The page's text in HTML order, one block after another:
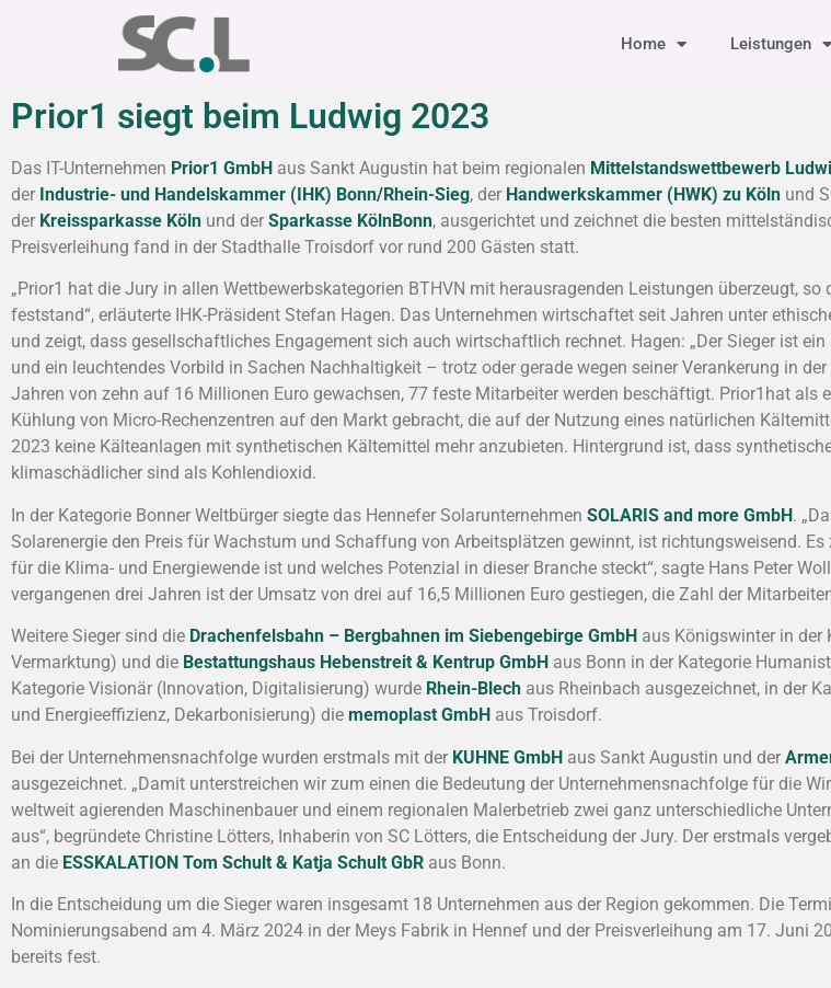
Home Leistungen
Prior1 siegt beim Ludwig 2023
Das IT-Unternehmen Prior1 GmbH aus Sankt Augustin hat beim regionalen Mittelstandswettbewerb
der Industrie- und Handelskammer (IHK) Bonn/Rhein-Sieg, der Handwerkskammer (HWK) zu Köln und
der Kreissparkasse Köln und der Sparkasse KölnBonn, ausgerichtet und zeichnet die besten
Preisverleihung fand in der Stadthalle Troisdorf vor rund 200 Gästen statt.
„Prior1 hat die Jury in allen Wettbewerbskategorien BTHVN mit herausragenden Leistungen überzeugt, so
feststand“, erläuterte IHK-Präsident Stefan Hagen. Das Unternehmen wirtschaftet seit Jahren unter
und zeigt, dass gesellschaftliches Engagement sich auch wirtschaftlich rechnet. Hagen: „Der Sieger ist
und ein leuchtendes Vorbild in Sachen Nachhaltigkeit – trotz oder gerade wegen seiner Verankerung in
Jahren von zehn auf 16 Millionen Euro gewachsen, 77 feste Mitarbeiter werden beschäftigt. Prior1hat als
Kühlung von Micro-Rechenzentren auf den Markt gebracht, die auf der Nutzung eines natürlichen
2023 keine Kälteanlagen mit synthetischen Kältemittel mehr anzubieten. Hintergrund ist, dass
klimaschädlicher sind als Kohlendioxid.
In der Kategorie Bonner Weltbürger siegte das Hennefer Solarunternehmen SOLARIS and more GmbH.
Solarenergie den Preis für Wachstum und Schaffung von Arbeitsplätzen gewinnt, ist richtungsweisend.
für die Klima- und Energiewende ist und welches Potenzial in dieser Branche steckt“, sagte Hans Peter
vergangenen drei Jahren ist der Umsatz von drei auf 16,5 Millionen Euro gestiegen, die Zahl der
Weitere Sieger sind die Drachenfelsbahn – Bergbahnen im Siebengebirge GmbH aus Königswinter in der
Vermarktung) und die Bestattungshaus Hebenstreit & Kentrup GmbH aus Bonn in der Kategorie
Kategorie Visionär (Innovation, Digitalisierung) wurde Rhein-Blech aus Rheinbach ausgezeichnet, in der
und Energieeffizienz, Dekarbonisierung) die memoplast GmbH aus Troisdorf.
Bei der Unternehmensnachfolge wurden erstmals mit der KUHNE GmbH aus Sankt Augustin und der
ausgezeichnet. „Damit unterstreichen wir zum einen die Bedeutung der Unternehmensnachfolge für die
weltweit agierenden Maschinenbauer und einem regionalen Malerbetrieb zwei ganz unterschiedliche
aus“, begründete Christine Lötters, Inhaberin von SC Lötters, die Entscheidung der Jury. Der erstmals
an die ESSKALATION Tom Schult & Katja Schult GbR aus Bonn.
In die Entscheidung um die Sieger waren insgesamt 18 Unternehmen aus der Region gekommen. Die
Nominierungsabend am 4. März 2024 in der Meys Fabrik in Hennef und der Preisverleihung am 17. Juni
bereits fest.